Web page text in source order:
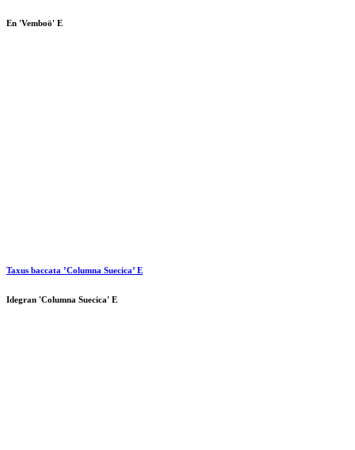
En 'Vemboö' E
Taxus baccata ’Columna Suecica’ E
Idegran 'Columna Suecica' E